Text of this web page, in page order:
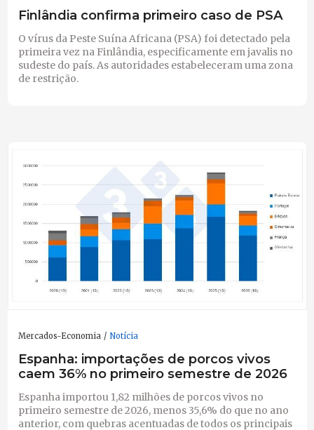
Finlândia confirma primeiro caso de PSA
O vírus da Peste Suína Africana (PSA) foi detectado pela
primeira vez na Finlândia, especificamente em javalis no
sudeste do país. As autoridades estabeleceram uma zona
de restrição.
Mercados-Economia Notícia
Espanha: importações de porcos vivos
caem 36% no primeiro semestre de 2026
Espanha importou 1,82 milhões de porcos vivos no
primeiro semestre de 2026, menos 35,6% do que no ano
anterior, com quebras acentuadas de todos os principais